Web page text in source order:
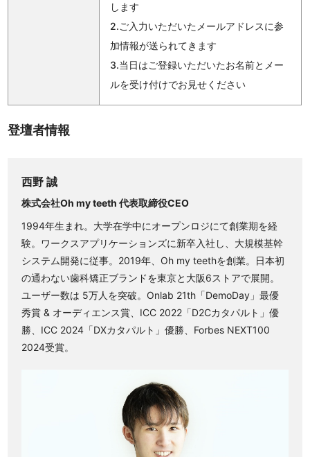
します
2.ご入力いただいたメールアドレスに参
加情報が送られてきます
3.当日はご登録いただいたお名前とメー
ルを受け付けでお見せください
登壇者情報
西野 誠
株式会社Oh my teeth 代表取締役CEO
1994年生まれ。大学在学中にオープンロジにて創業期を経
験。ワークスアプリケーションズに新卒入社し、大規模基幹
システム開発に従事。2019年、Oh my teethを創業。日本初
の通わない歯科矯正ブランドを東京と大阪6ストアで展開。
ユーザー数は 5万人を突破。Onlab 21th「DemoDay」最優
秀賞 & オーディエンス賞、ICC 2022「D2Cカタパルト」優
勝、ICC 2024「DXカタパルト」優勝、Forbes NEXT100
2024受賞。